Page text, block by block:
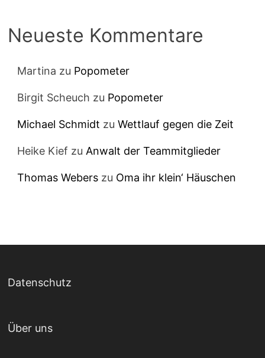
Neueste Kommentare
Martina zu Popometer
Birgit Scheuch zu Popometer
Michael Schmidt zuWettlauf gegen die Zeit
Heike Kief zu Anwalt der Teammitglieder
Thomas Webers zu Oma ihr klein‘ Häuschen
Datenschutz
Über uns